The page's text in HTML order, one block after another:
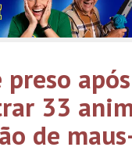
preso
33
de